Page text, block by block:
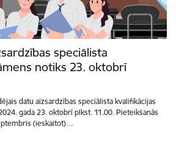
speciālista
notiks 23. oktobrī
datu aizsardzības speciālista kvalifikācijas
gada 23. oktobrī plkst. 11.00. Pieteikšanās
(ieskaitot)…